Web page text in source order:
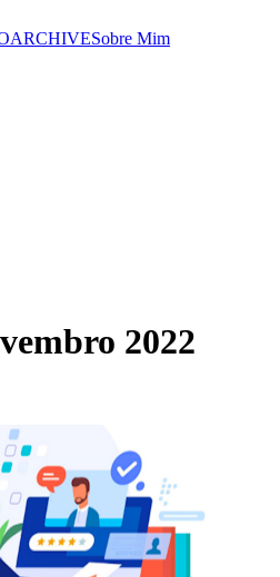
ARCHIVESobre Mim
2022